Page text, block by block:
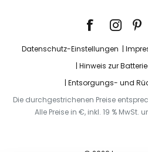
Datenschutz-Einstellungen
Hinweis zur
Entsorgungs- und
Die durchgestrichenen Preise
Alle Preise in €, inkl. 19 % MwSt.